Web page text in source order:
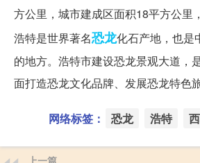
方公里，城市建成区面积18平方公里
浩特是世界著名恐龙化石产地，也是
的地方。浩特市建设恐龙景观大道，
面打造恐龙文化品牌、发展恐龙特色
网络标签： 恐龙 浩特
上一篇